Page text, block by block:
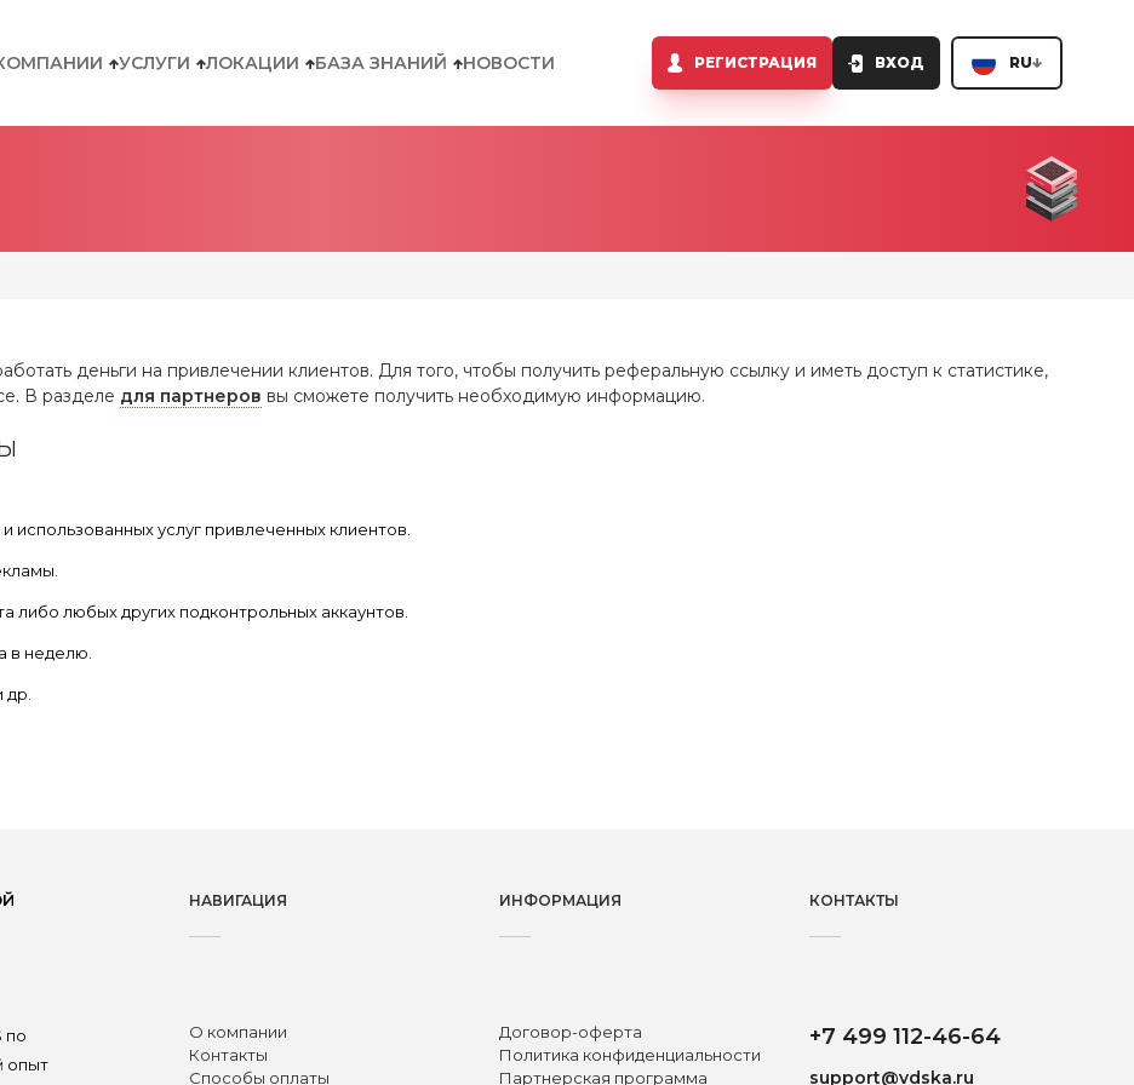
УСЛУГИ ЛОКАЦИИ БАЗА ЗНАНИЙ НОВОСТИ РЕГИСТРАЦИЯ ВХОД RU
деньги на привлечении клиентов. Для того, чтобы получить реферальную ссылку и иметь доступ к статистике,
В разделе для партнеров вы сможете получить необходимую информацию.
использованных услуг привлеченных клиентов.
либо любых других подконтрольных аккаунтов.
в неделю.
др.
НАВИГАЦИЯ ИНФОРМАЦИЯ КОНТАКТЫ
по
опыт
О компании
Контакты
Способы оплаты
Договор-оферта
Политика конфиденциальности
Партнерская программа
+7 499 112-46-64
support@vdska.ru